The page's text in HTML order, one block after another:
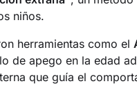
niños.
herramientas como el
de apego en la edad
que guía el